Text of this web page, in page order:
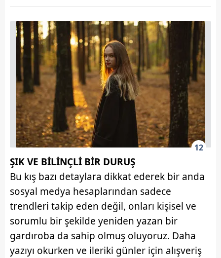
12
ŞIK VE BİLİNÇLİ BİR DURUŞ
Bu kış bazı detaylara dikkat ederek bir anda
sosyal medya hesaplarından sadece
trendleri takip eden değil, onları kişisel ve
sorumlu bir şekilde yeniden yazan bir
gardıroba da sahip olmuş oluyoruz. Daha
yazıyı okurken ve ileriki günler için alışveriş